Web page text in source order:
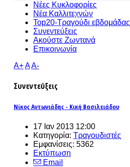
Νέες Κυκλοφορίες
Νέα Καλλιτεχνών
Top20-Τραγούδι εβδομάδας
Συνεντεύξεις
Ακούστε Ζωντανά
Επικοινωνία
A+AA-
Συνεντεύξεις
Νίκος Αντωνιάδης - Κική Βασιλειάδου
17 Ιαν 2013 12:00
Κατηγορία: Τραγουδιστές
Εμφανίσεις: 5362
Εκτύπωση
Email